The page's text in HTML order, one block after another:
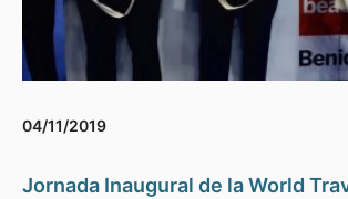
04/11/2019
Jornada Inaugural de la World